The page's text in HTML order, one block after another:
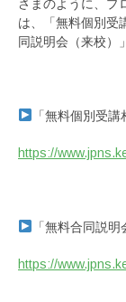
さまのように、プ
は、「無料個別受
同説明会（来校）
「無料個別受
https://
「無料合同説明
https://